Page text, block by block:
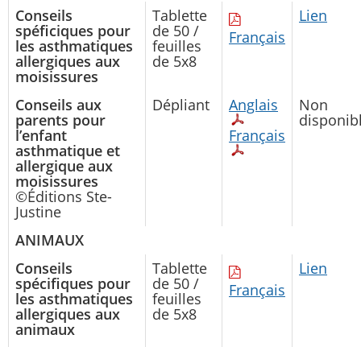
Conseils
spéficiques pour
les asthmatiques
allergiques aux
moisissures
Tablette
de 50 /
feuilles
de 5x8
Français
Lien
Conseils aux
parents pour
l’enfant
asthmatique et
allergique aux
moisissures
©Éditions Ste-
Justine
Dépliant
Anglais
Français
Non
ANIMAUX
Conseils
spécifiques pour
les asthmatiques
allergiques aux
animaux
Tablette
de 50 /
feuilles
de 5x8
Français
Lien